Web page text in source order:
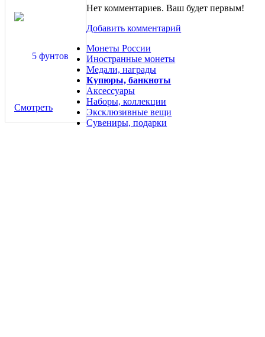
Смотреть
Нет комментариев. Ваш будет первым!
Добавить комментарий
Монеты России
Иностранные монеты
Медали, награды
Купюры, банкноты
Аксессуары
Наборы, коллекции
Эксклюзивные вещи
Сувениры, подарки